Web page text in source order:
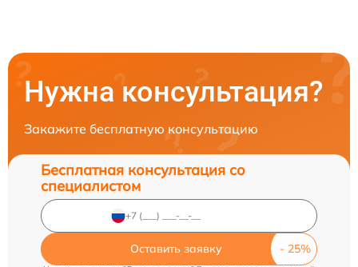
Нужна консультация?
Закажите бесплатную консультацию
Бесплатная консультация со
специалистом
Оставить заявку